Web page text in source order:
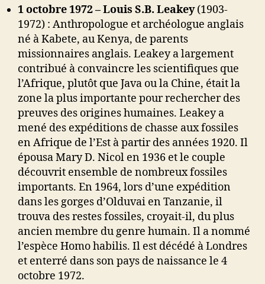
1 octobre 1972 – Louis S.B. Leakey(1903-
1972) : Anthropologue et archéologue anglais
né à Kabete, au Kenya, de parents
missionnaires anglais. Leakey a largement
contribué à convaincre les scientifiques que
l’Afrique, plutôt que Java ou la Chine, était la
zone la plus importante pour rechercher des
preuves des origines humaines. Leakey a
mené des expéditions de chasse aux fossiles
en Afrique de l’Est à partir des années 1920. Il
épousa Mary D. Nicol en 1936 et le couple
découvrit ensemble de nombreux fossiles
importants. En 1964, lors d’une expédition
dans les gorges d’Olduvai en Tanzanie, il
trouva des restes fossiles, croyait-il, du plus
ancien membre du genre humain. Il a nommé
l’espèce Homo habilis. Il est décédé à Londres
et enterré dans son pays de naissance le 4
octobre 1972.